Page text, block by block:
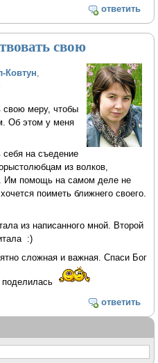
ответить
свою
Ковтун
свою меру, чтобы
Об этом у меня
на съедение
из волков,
Им помощь на самом деле не
поиметь ближнего своего.
из написанного мной. Второй
:)
сложная и важная. Спаси Бог
поделилась
ответить